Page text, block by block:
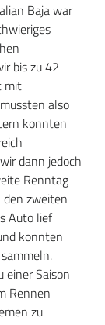
Baja war
bis zu 42
mit
also
konnten
dann jedoch
Renntag
zweiten
Auto lief
konnten
Saison
Rennen
zu